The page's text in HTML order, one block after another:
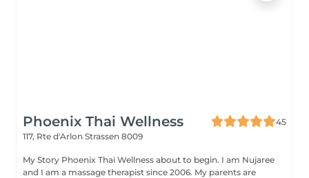
Phoenix Thai Wellness
45
117, Rte d'Arlon Strassen 8009
My Story Phoenix Thai Wellness about to begin. I am Nujaree
and I am a massage therapist since 2006. My parents are